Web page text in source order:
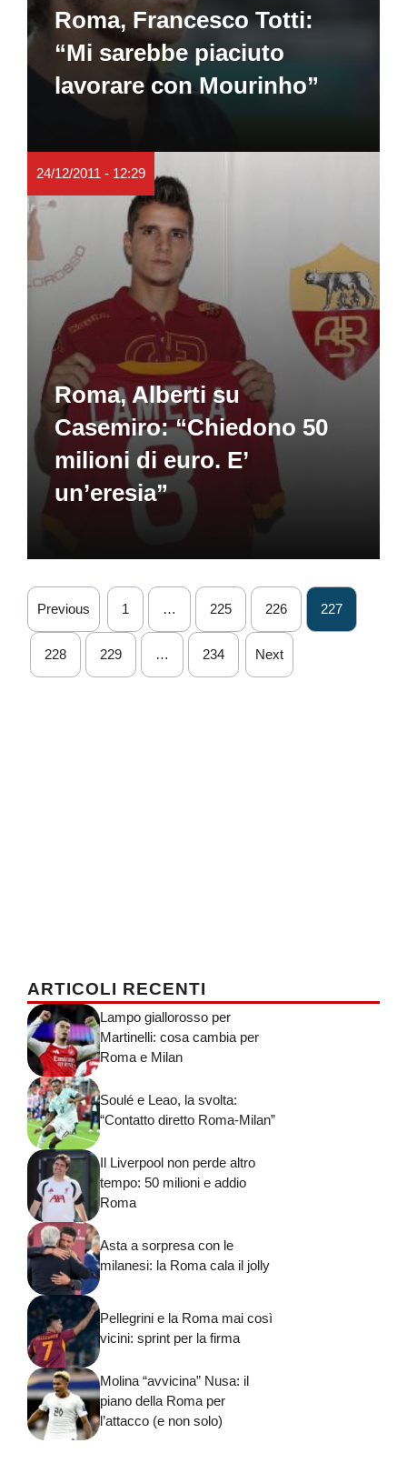
Roma, Francesco Totti:
“Mi sarebbe piaciuto
lavorare con Mourinho”
24/12/2011 - 12:29
Roma, Alberti su
Casemiro: “Chiedono 50
milioni di euro. E’
un’eresia”
Previous 1 … 225 226 227
228 229 … 234 Next
ARTICOLI RECENTI
Lampo giallorosso per
Martinelli: cosa cambia per
Roma e Milan
Soulé e Leao, la svolta:
“Contatto diretto Roma-Milan”
Il Liverpool non perde altro
tempo: 50 milioni e addio
Roma
Asta a sorpresa con le
milanesi: la Roma cala il jolly
Pellegrini e la Roma mai così
vicini: sprint per la firma
Molina “avvicina” Nusa: il
piano della Roma per
l’attacco (e non solo)